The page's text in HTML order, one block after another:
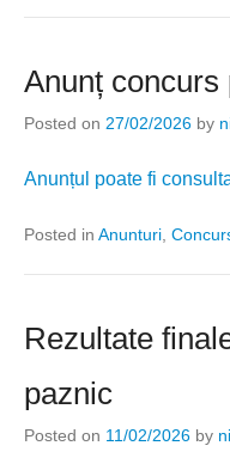
Anunț concurs
Posted on 27/02/2026 by
Anunțul poate fi
Posted in Anunturi
Rezultate
paznic
Posted on 11/02/2026 by